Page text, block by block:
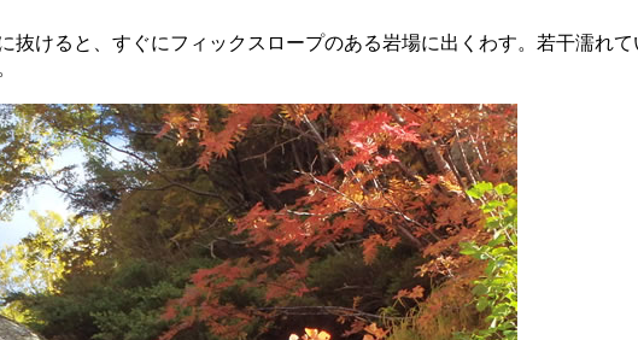
抜けると、すぐにフィックスロープのある岩場に出くわす。若干濡れ